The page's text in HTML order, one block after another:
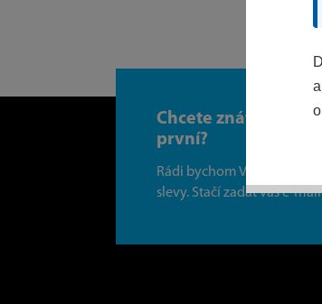
Chcete znát
první?
Rádi bychom Vám posílali
slevy. Stačí zadat váš e-